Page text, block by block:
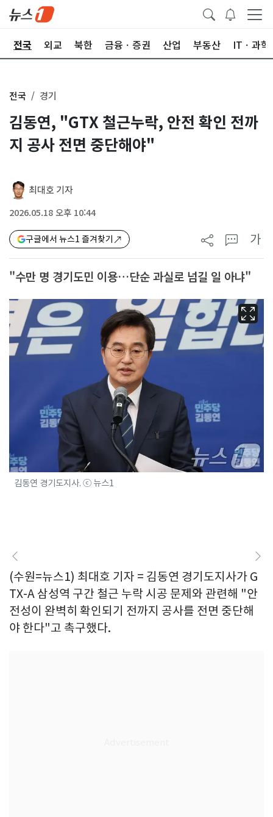
전국 외교 북한 금융ㆍ증권 산업 부동산 ITㆍ과학
전국 경기
김동연, "GTX 철근누락, 안전 확인 전까
지 공사 전면 중단해야"
최대호 기자
2026.05.18 오후 10:44
구글에서 뉴스1 즐겨찾기 가
"수만 명 경기도민 이용…단순 과실로 넘길 일 아냐"
김동연 경기도지사. ⓒ 뉴스1
(수원=뉴스1) 최대호 기자 = 김동연 경기도지사가 G
TX-A 삼성역 구간 철근 누락 시공 문제와 관련해 "안
전성이 완벽히 확인되기 전까지 공사를 전면 중단해
야 한다"고 촉구했다.